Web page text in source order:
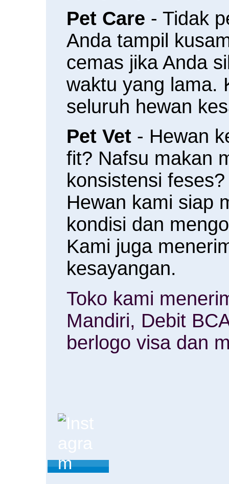
Pet Care - Tidak
Anda tampil
cemas jika Anda
waktu yang lama.
seluruh hewan
Pet Vet - Hewan
fit? Nafsu makan
konsistensi
Hewan kami siap
kondisi dan
Kami juga
kesayangan.
Toko kami
Mandiri, Debit
berlogo visa dan